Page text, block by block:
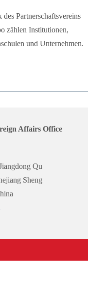
Partnerschaftsvereins
zählen Institutionen,
und Unternehmen.
Affairs Office
Qu
Sheng